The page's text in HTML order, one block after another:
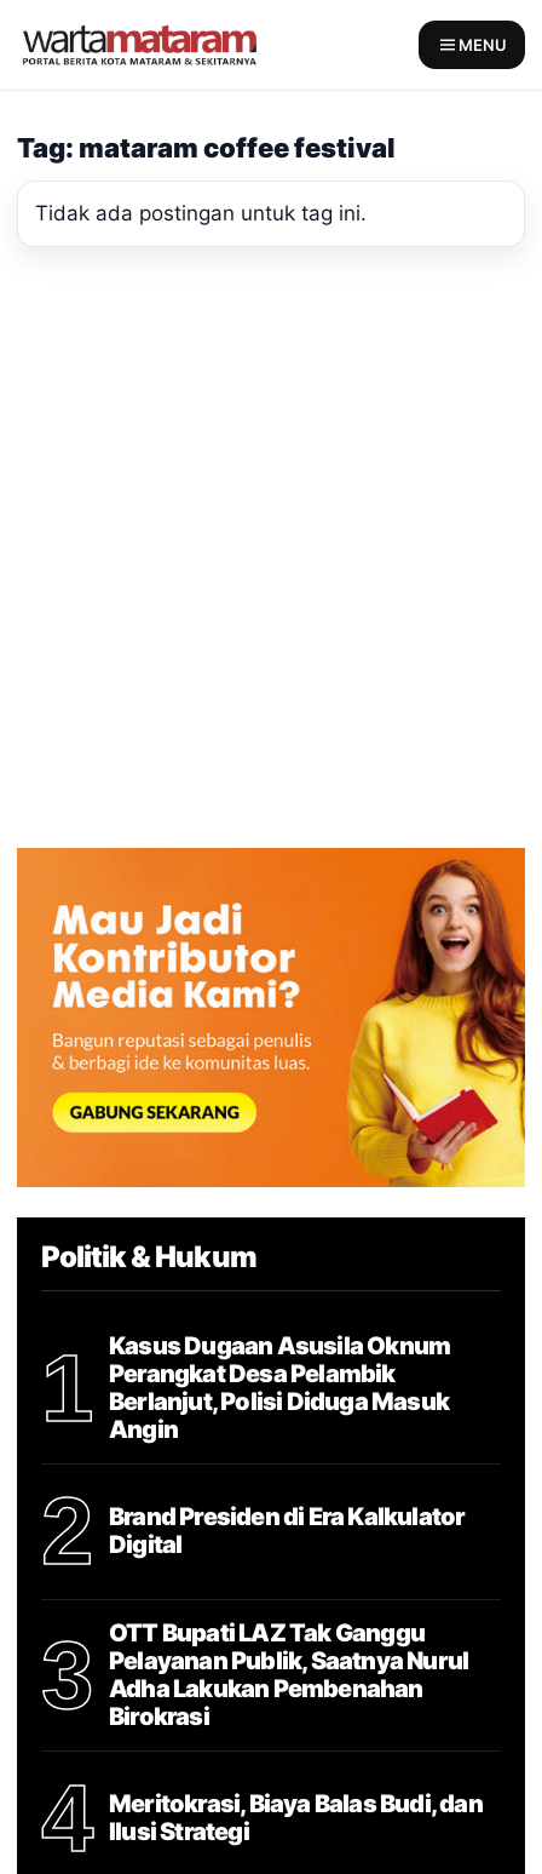
MENU
Tag: mataram coffee festival
Tidak ada postingan untuk tag ini.
Politik & Hukum
1
Kasus Dugaan Asusila Oknum
Perangkat Desa Pelambik
Berlanjut, Polisi Diduga Masuk
Angin
2
Brand Presiden di Era Kalkulator
Digital
3
OTT Bupati LAZ Tak Ganggu
Pelayanan Publik, Saatnya Nurul
Adha Lakukan Pembenahan
Birokrasi
4
Meritokrasi, Biaya Balas Budi, dan
Ilusi Strategi